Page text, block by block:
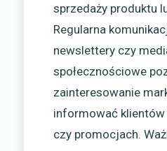
sprzedaży produktu
Regularna
newslettery czy
społecznościowe
zainteresowanie
informować
czy promocjach.